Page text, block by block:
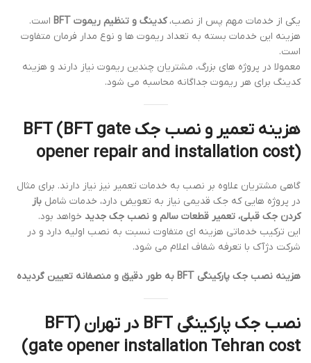
یکی از خدمات مهم پس از نصب،کدینگ و تنظیم ریموت BFT
است.
هزینه این خدمات بسته به تعداد ریموت ها و نوع مدار فرمان متفاوت
است.
معمولا در پروژه های بزرگ، مشتریان چندین ریموت نیاز دارند و هزینه
کدینگ برای هر ریموت جداگانه محاسبه می شود.
هزینه تعمیر و نصب جک BFT (BFT gate
opener repair and installation cost)
گاهی مشتریان علاوه بر نصب به خدمات تعمیر نیز نیاز دارند. برای مثال
در پروژه هایی که جک قدیمی نیاز به تعویض دارد، خدمات شامل باز
کردن جک قبلی، تعمیر قطعات سالم و نصب جک جدید خواهد بود.
این ترکیب خدماتی هزینه ای متفاوت نسبت به نصب اولیه دارد و در
شرکت دژآک با تعرفه شفاف اعلام می شود.
هزینه نصب جک پارکینگی BFT به طور دقیق و منصفانه تعیین گردیده
نصب جک پارکینگی BFT در تهران (BFT
gate opener installation Tehran cost)